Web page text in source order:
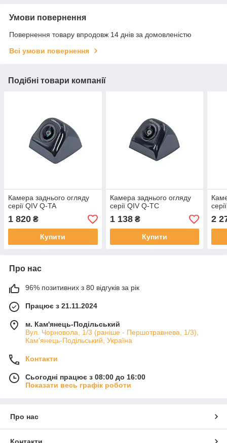
Умови повернення
Повернення товару впродовж 14 днів за домовленістю
Всі умови повернення
Подібні товари компанії
Камера заднього огляду
серії QIV Q-TA
1 820 ₴
Купити
Камера заднього огляду
серії QIV Q-TC
1 138₴
Купити
2
Про нас
96% позитивних з 80 відгуків за рік
Працює з 21.11.2024
м. Кам'янець-Подільський
Вул. Чорновола, 1/3 (раніше - Першотравнева, 1/3),
Кам'янець-Подільський, Україна
Контакти
Сьогодні працює з 08:00 до 16:00
Показати весь графік роботи
Про нас